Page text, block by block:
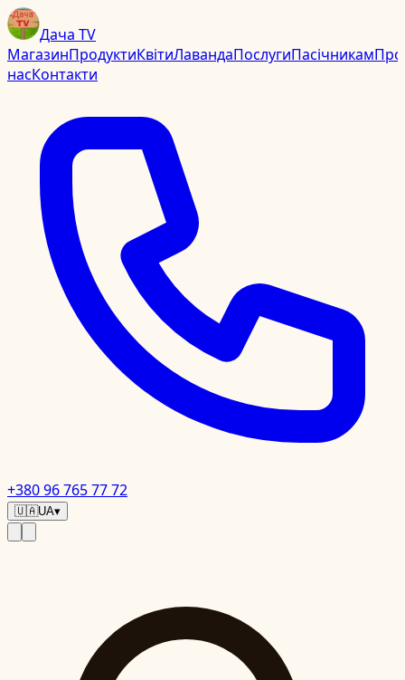
Дача TV
МагазинПродуктиКвітиЛавандаПослугиПасічникамПро
насКонтакти
+380 96 765 77 72
🇺🇦UA▾